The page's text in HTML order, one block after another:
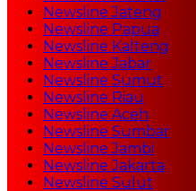
Newsline Jateng
Newsline Papua
Newsline Kalteng
Newsline Jabar
Newsline Sumut
Newsline Riau
Newsline Aceh
Newsline Sumbar
Newsline Jambi
Newsline Jakarta
Newsline Sulut